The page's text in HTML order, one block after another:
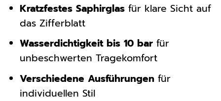
Kratzfestes Saphirglasfür klare Sicht auf
das Zifferblatt
Wasserdichtigkeit bis 10 barfür
unbeschwerten Tragekomfort
Verschiedene Ausführungenfür
individuellen Stil